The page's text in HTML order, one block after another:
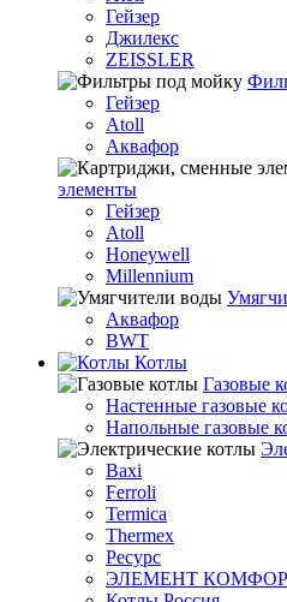
Гейзер
Джилекс
ZEISSLER
Гейзер
Atoll
Аквафор
элементы
Гейзер
Atoll
Honeywell
Millennium
Аквафор
BWT
Котлы
Гaзовые
Настенные газовые
Напольные газовые
Baxi
Ferroli
Termica
Thermex
Ресурс
ЭЛЕМЕНТ